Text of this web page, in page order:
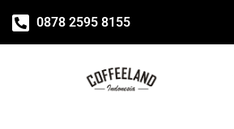
0878 2595 8155